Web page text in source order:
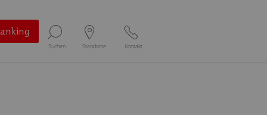
Suchen Standorte Kontakt